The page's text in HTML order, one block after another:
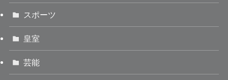
スポーツ
皇室
芸能